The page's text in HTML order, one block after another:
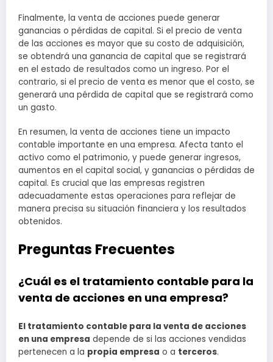
Finalmente, la venta de acciones puede generar
ganancias o pérdidas de capital. Si el precio de venta
de las acciones es mayor que su costo de adquisición,
se obtendrá una ganancia de capital que se registrará
en el estado de resultados como un ingreso. Por el
contrario, si el precio de venta es menor que el costo, se
generará una pérdida de capital que se registrará como
un gasto.
En resumen, la venta de acciones tiene un impacto
contable importante en una empresa. Afecta tanto el
activo como el patrimonio, y puede generar ingresos,
aumentos en el capital social, y ganancias o pérdidas de
capital. Es crucial que las empresas registren
adecuadamente estas operaciones para reflejar de
manera precisa su situación financiera y los resultados
obtenidos.
Preguntas Frecuentes
¿Cuál es el tratamiento contable para la
venta de acciones en una empresa?
El tratamiento contable para la venta de acciones
en una empresa depende de si las acciones vendidas
pertenecen a la propia empresa o a terceros.